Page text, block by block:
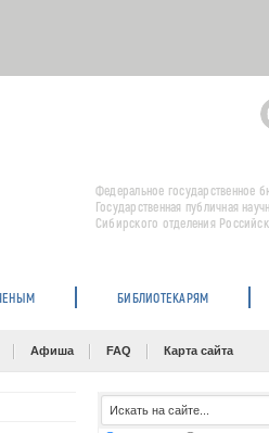
Федеральное государственное
Государственная публичная
Сибирского отделения
БИБЛИОТЕКАРЯМ
Афиша FAQ Карта сайта